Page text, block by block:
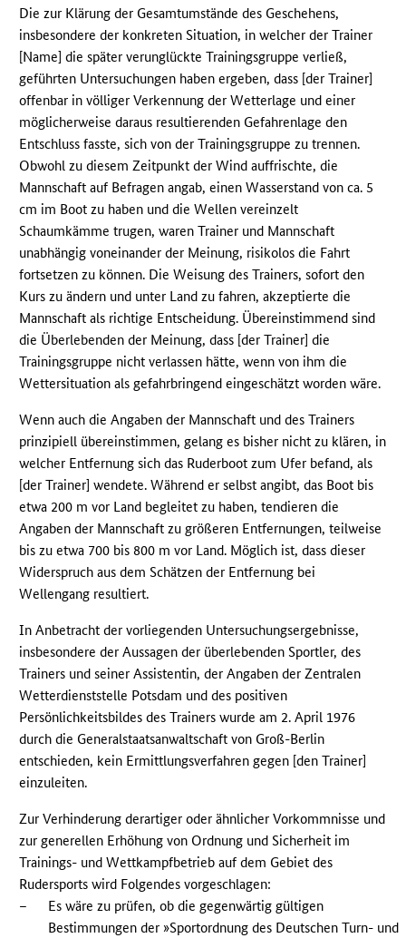
Die zur Klärung der Gesamtumstände des Geschehens,
insbesondere der konkreten Situation, in welcher der Trainer
[Name] die später verunglückte Trainingsgruppe verließ,
geführten Untersuchungen haben ergeben, dass [der Trainer]
offenbar in völliger Verkennung der Wetterlage und einer
möglicherweise daraus resultierenden Gefahrenlage den
Entschluss fasste, sich von der Trainingsgruppe zu trennen.
Obwohl zu diesem Zeitpunkt der Wind auffrischte, die
Mannschaft auf Befragen angab, einen Wasserstand von ca. 5
cm im Boot zu haben und die Wellen vereinzelt
Schaumkämme trugen, waren Trainer und Mannschaft
unabhängig voneinander der Meinung, risikolos die Fahrt
fortsetzen zu können. Die Weisung des Trainers, sofort den
Kurs zu ändern und unter Land zu fahren, akzeptierte die
Mannschaft als richtige Entscheidung. Übereinstimmend sind
die Überlebenden der Meinung, dass [der Trainer] die
Trainingsgruppe nicht verlassen hätte, wenn von ihm die
Wettersituation als gefahrbringend eingeschätzt worden wäre.
Wenn auch die Angaben der Mannschaft und des Trainers
prinzipiell übereinstimmen, gelang es bisher nicht zu klären, in
welcher Entfernung sich das Ruderboot zum Ufer befand, als
[der Trainer] wendete. Während er selbst angibt, das Boot bis
etwa 200 m vor Land begleitet zu haben, tendieren die
Angaben der Mannschaft zu größeren Entfernungen, teilweise
bis zu etwa 700 bis 800 m vor Land. Möglich ist, dass dieser
Widerspruch aus dem Schätzen der Entfernung bei
Wellengang resultiert.
In Anbetracht der vorliegenden Untersuchungsergebnisse,
insbesondere der Aussagen der überlebenden Sportler, des
Trainers und seiner Assistentin, der Angaben der Zentralen
Wetterdienststelle Potsdam und des positiven
Persönlichkeitsbildes des Trainers wurde am 2. April 1976
durch die Generalstaatsanwaltschaft von Groß-Berlin
entschieden, kein Ermittlungsverfahren gegen [den Trainer]
einzuleiten.
Zur Verhinderung derartiger oder ähnlicher Vorkommnisse und
zur generellen Erhöhung von Ordnung und Sicherheit im
Trainings- und Wettkampfbetrieb auf dem Gebiet des
Rudersports wird Folgendes vorgeschlagen:
–
Es wäre zu prüfen, ob die gegenwärtig gültigen
Bestimmungen der »Sportordnung des Deutschen Turn- und